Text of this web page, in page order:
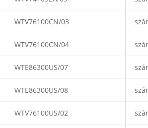
WTV76100CN/03
WTV76100CN/04
WTE86300US/07
WTE86300US/08
WTV76100US/02